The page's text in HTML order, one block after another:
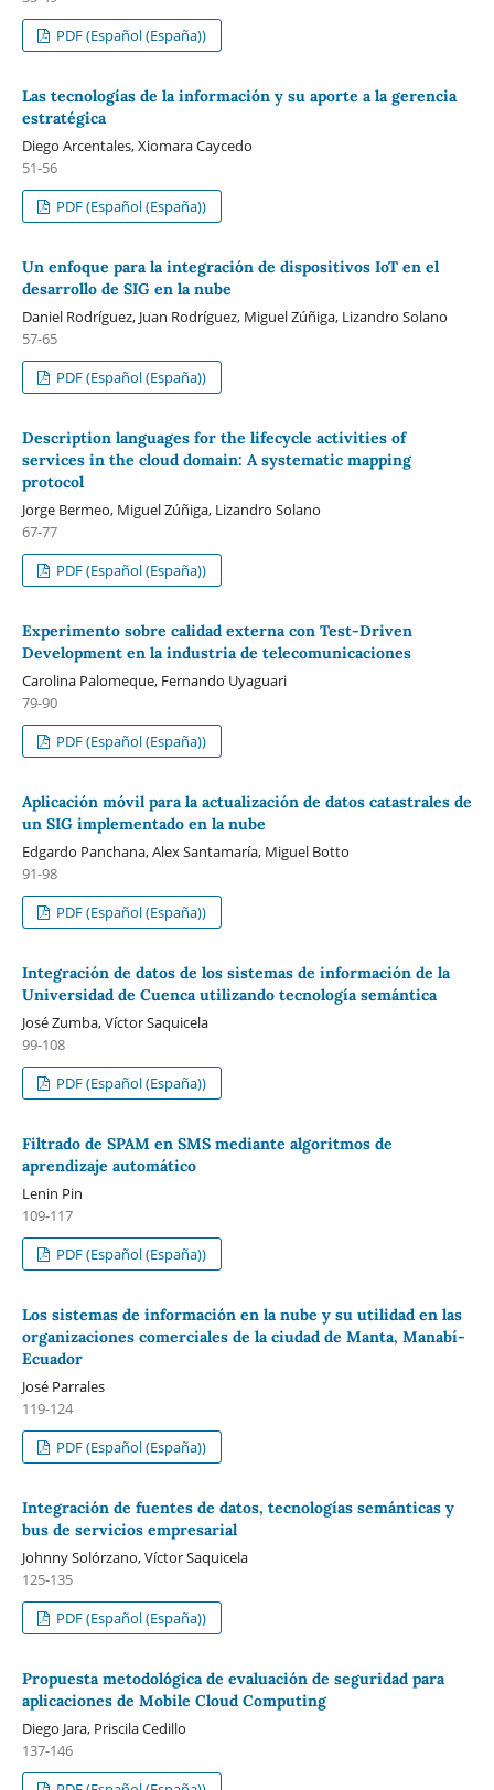
PDF (Español (España))
Las tecnologías de la información y su aporte a la gerencia
estratégica
Diego Arcentales, Xiomara Caycedo
51-56
PDF (Español (España))
Un enfoque para la integración de dispositivos IoT en el
desarrollo de SIG en la nube
Daniel Rodríguez, Juan Rodríguez, Miguel Zúñiga, Lizandro Solano
57-65
PDF (Español (España))
Description languages for the lifecycle activities of
services in the cloud domain: A systematic mapping
protocol
Jorge Bermeo, Miguel Zúñiga, Lizandro Solano
67-77
PDF (Español (España))
Experimento sobre calidad externa con Test-Driven
Development en la industria de telecomunicaciones
Carolina Palomeque, Fernando Uyaguari
79-90
PDF (Español (España))
Aplicación móvil para la actualización de datos catastrales de
un SIG implementado en la nube
Edgardo Panchana, Alex Santamaría, Miguel Botto
91-98
PDF (Español (España))
Integración de datos de los sistemas de información de la
Universidad de Cuenca utilizando tecnología semántica
José Zumba, Víctor Saquicela
99-108
PDF (Español (España))
Filtrado de SPAM en SMS mediante algoritmos de
aprendizaje automático
Lenin Pin
109-117
PDF (Español (España))
Los sistemas de información en la nube y su utilidad en las
organizaciones comerciales de la ciudad de Manta, Manabí-
Ecuador
José Parrales
119-124
PDF (Español (España))
Integración de fuentes de datos, tecnologías semánticas y
bus de servicios empresarial
Johnny Solórzano, Víctor Saquicela
125-135
PDF (Español (España))
Propuesta metodológica de evaluación de seguridad para
aplicaciones de Mobile Cloud Computing
Diego Jara, Priscila Cedillo
137-146